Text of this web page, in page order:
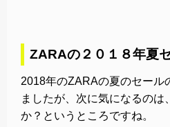
ZARAの２０１８年夏
2018年のZARAの夏のセール
ましたが、次に気になるの
か？というところですね。